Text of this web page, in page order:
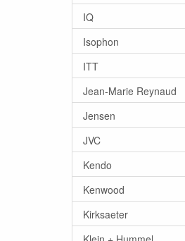
IQ
Isophon
ITT
Jean-Marie Reynaud
Jensen
JVC
Kendo
Kenwood
Kirksaeter